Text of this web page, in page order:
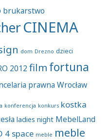
brukarstwo
CINEMA
dom Drezno dzieci
2012film fortuna
prawna Wrocław
konferencja konkurs kostka
ladies night MebelLand
4 space meble meble